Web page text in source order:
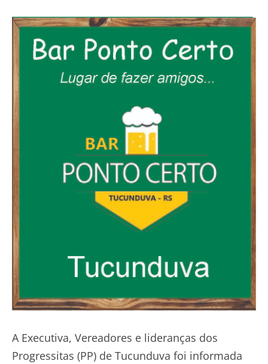
A Executiva, Vereadores e lideranças dos
Progressitas (PP) de Tucunduva foi informada